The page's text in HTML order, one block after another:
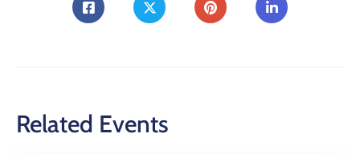
Related Events